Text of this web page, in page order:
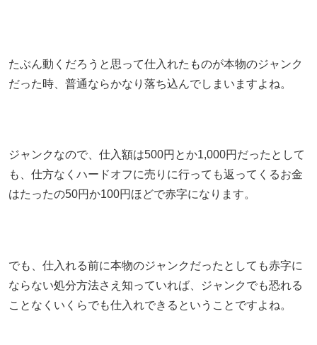
たぶん動くだろうと思って仕入れたものが本物のジャンク
だった時、普通ならかなり落ち込んでしまいますよね。
ジャンクなので、仕入額は500円とか1,000円だったとして
も、仕方なくハードオフに売りに行っても返ってくるお金
はたったの50円か100円ほどで赤字になります。
でも、仕入れる前に本物のジャンクだったとしても赤字に
ならない処分方法さえ知っていれば、ジャンクでも恐れる
ことなくいくらでも仕入れできるということですよね。